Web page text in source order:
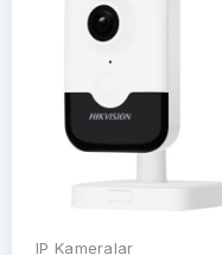
HIKVISION
IMOU
IP Kameralar